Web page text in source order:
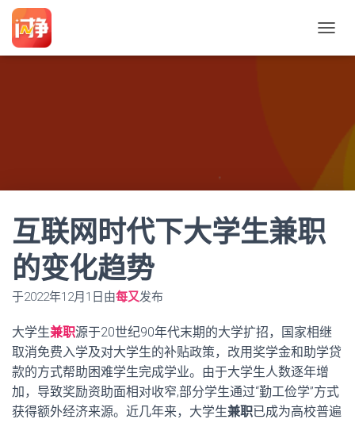
换
互联网时代下大学生兼职
的变化趋势
于2022年12月1日 由每又发布
大学生兼职源于20世纪90年代末期的大学扩招，国家相继
取消免费入学及对大学生的补贴政策，改用奖学金和助学贷
款的方式帮助困难学生完成学业。由于大学生人数逐年增
加，导致奖励资助面相对收窄,部分学生通过“勤工俭学”方式
获得额外经济来源。近几年来，大学生兼职已成为高校普遍